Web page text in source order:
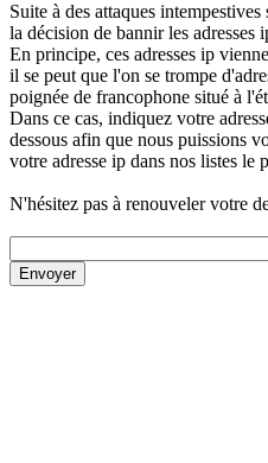
Suite à des attaques
la décision de bannir les adresses
En principe, ces adresses ip
il se peut que l'on se trompe
poignée de francophone situé à
Dans ce cas, indiquez votre
dessous afin que nous puissions
votre adresse ip dans nos listes le
N'hésitez pas à renouveler votre